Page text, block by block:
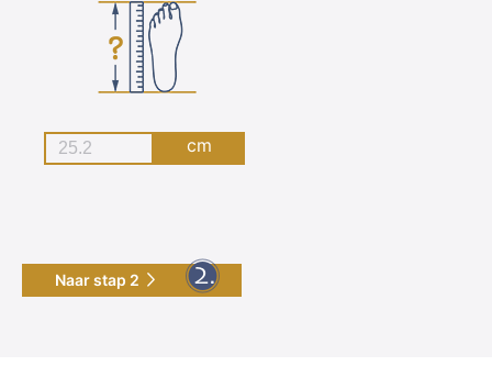
cm
Naar stap 2